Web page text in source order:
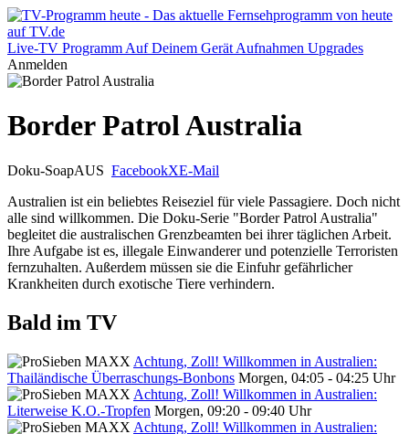
Live-TV Programm Auf Deinem Gerät Aufnahmen Upgrades
Anmelden
Border Patrol Australia
Doku-SoapAUS FacebookXE-Mail
Australien ist ein beliebtes Reiseziel für viele Passagiere. Doch nicht
alle sind willkommen. Die Doku-Serie "Border Patrol Australia"
begleitet die australischen Grenzbeamten bei ihrer täglichen Arbeit.
Ihre Aufgabe ist es, illegale Einwanderer und potenzielle Terroristen
fernzuhalten. Außerdem müssen sie die Einfuhr gefährlicher
Krankheiten durch exotische Tiere verhindern.
Bald im TV
Achtung, Zoll! Willkommen in Australien:
Thailändische Überraschungs-Bonbons Morgen, 04:05 - 04:25 Uhr
Achtung, Zoll! Willkommen in Australien:
Literweise K.O.-Tropfen Morgen, 09:20 - 09:40 Uhr
Achtung, Zoll! Willkommen in Australien: